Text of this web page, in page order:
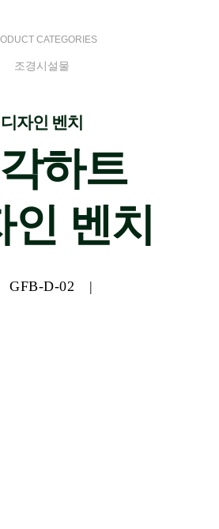
CATEGORIES
조경시설물
디자인 벤치
하트
인 벤치
D-02 |